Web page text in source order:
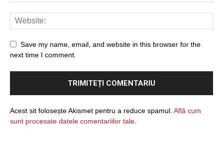
Save my name, email, and website in this browser for the
next time I comment.
Acest sit folosește Akismet pentru a reduce spamul. Află cum
sunt procesate datele comentariilor tale